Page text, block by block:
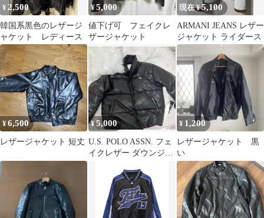
¥2,500
韓国系黒色のレザージ
ャケット レディース
¥5,000
値下げ可 フェイクレ
ザージャケット
現在 ¥5,100
ARMANI JEANS レザー
ジャケット ライダース
¥6,500
レザージャケット 短丈
¥5,000
U.S. POLO ASSN. フェ
イクレザー ダウンジャ
¥ 1,200
レザージャケット 黒
い